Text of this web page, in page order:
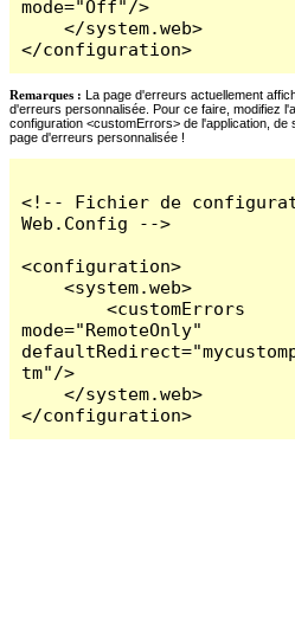
mode="Off"/>
    </system.web>
</configuration>
Remarques : La page d'erreurs actuellement
d'erreurs personnalisée. Pour ce faire, modifiez
configuration <customErrors> de l'application,
page d'erreurs personnalisée !
<!-- Fichier de
Web.Config -->
<configuration>
    <system.web>
        <customErrors
mode="RemoteOnly"
tm"/>
    </system.web>
</configuration>